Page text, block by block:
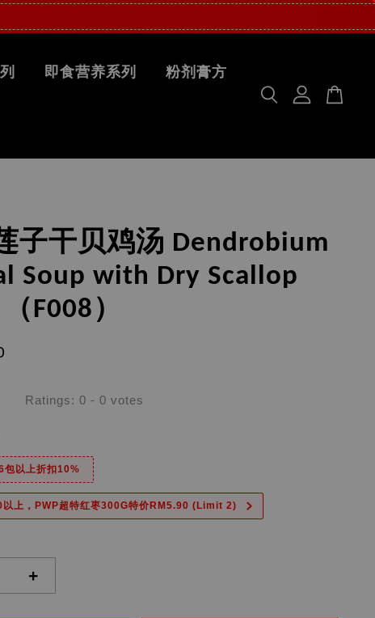
即食营养系列 粉剂膏方
子干贝鸡汤 Dendrobium
Soup with Dry Scallop
F008）
Ratings:0 -0 votes
包以上折扣10%
以上，PWP超特红枣300G特价RM5.90 (Limit 2)
+